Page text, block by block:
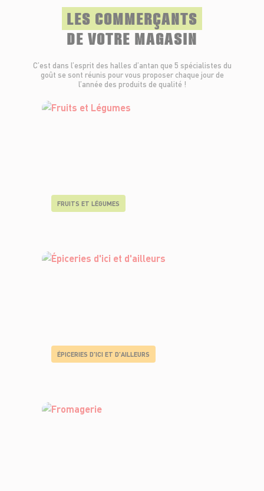
LES COMMERÇANTS
DE VOTRE MAGASIN
C’est dans l’esprit des halles d’antan que 5 spécialistes du
goût se sont réunis pour vous proposer chaque jour de
l’année des produits de qualité !
FRUITS ET LÉGUMES
ÉPICERIES D'ICI ET D'AILLEURS